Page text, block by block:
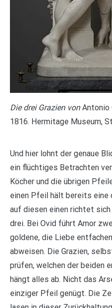
Die drei Grazien vonAntonio
1816. Hermitage Museum,
Und hier lohnt der genaue
ein flüchtiges Betrachten
Köcher und die übrigen
einen Pfeil hält bereits eine
auf diesen einen richtet
drei. Bei Ovid führt Amor
goldene, die Liebe
abweisen. Die Grazien,
prüfen, welchen der beiden
hängt alles ab. Nicht das
einziger Pfeil genügt. Die